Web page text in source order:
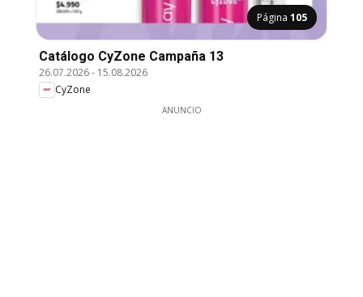
Página 105
Catálogo CyZone Campaña 13
26.07.2026- 15.08.2026
CyZone
ANUNCIO